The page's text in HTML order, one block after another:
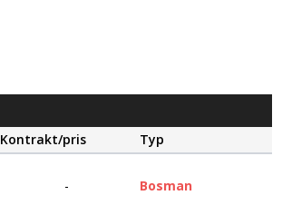
Kontrakt/pris Typ
- Bosman